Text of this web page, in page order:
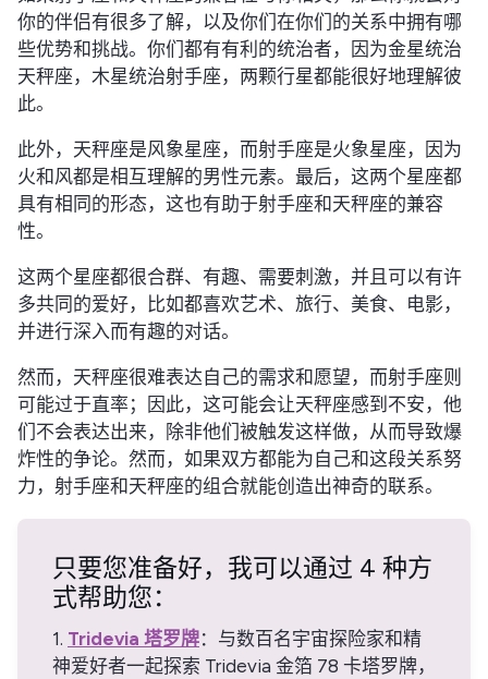
你的伴侣有很多了解，以及你们在你们的关系中拥有哪
些优势和挑战。你们都有有利的统治者，因为金星统治
天秤座，木星统治射手座，两颗行星都能很好地理解彼
此。
此外，天秤座是风象星座，而射手座是火象星座，因为
火和风都是相互理解的男性元素。最后，这两个星座都
具有相同的形态，这也有助于射手座和天秤座的兼容
性。
这两个星座都很合群、有趣、需要刺激，并且可以有许
多共同的爱好，比如都喜欢艺术、旅行、美食、电影，
并进行深入而有趣的对话。
然而，天秤座很难表达自己的需求和愿望，而射手座则
可能过于直率；因此，这可能会让天秤座感到不安，他
们不会表达出来，除非他们被触发这样做，从而导致爆
炸性的争论。然而，如果双方都能为自己和这段关系努
力，射手座和天秤座的组合就能创造出神奇的联系。
只要您准备好，我可以通过 4 种方
式帮助您：
1. Tridevia 塔罗牌：与数百名宇宙探险家和精
神爱好者一起探索 Tridevia 金箔 78 卡塔罗牌，